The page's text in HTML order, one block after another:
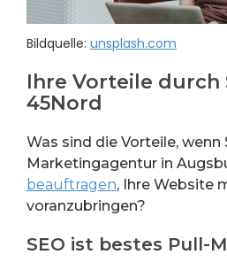
Bildquelle: unsplash.com
Ihre Vorteile durch
45Nord
Was sind die Vorteile, wenn
Marketingagentur in
beauftragen, Ihre Website
voranzubringen?
SEO ist bestes Pull-